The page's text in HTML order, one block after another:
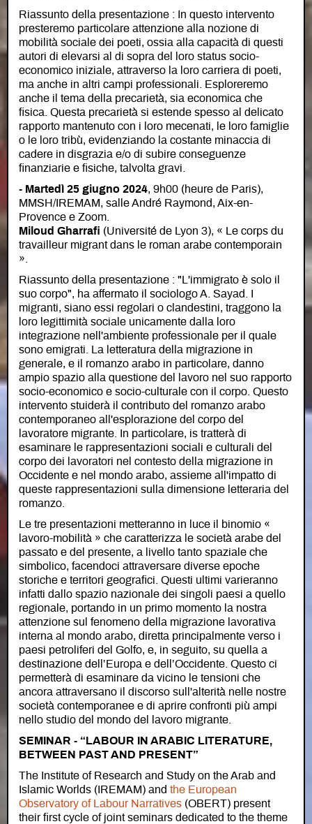
Riassunto della presentazione : In questo intervento
presteremo particolare attenzione alla nozione di
mobilità sociale dei poeti, ossia alla capacità di questi
autori di elevarsi al di sopra del loro status socio-
economico iniziale, attraverso la loro carriera di poeti,
ma anche in altri campi professionali. Esploreremo
anche il tema della precarietà, sia economica che
fisica. Questa precarietà si estende spesso al delicato
rapporto mantenuto con i loro mecenati, le loro famiglie
o le loro tribù, evidenziando la costante minaccia di
cadere in disgrazia e/o di subire conseguenze
finanziarie e fisiche, talvolta gravi.
- Martedì 25 giugno 2024, 9h00 (heure de Paris),
MMSH/IREMAM, salle André Raymond, Aix-en-
Provence e Zoom.
Miloud Gharrafi (Université de Lyon 3), « Le corps du
travailleur migrant dans le roman arabe contemporain
».
Riassunto della presentazione : "L'immigrato è solo il
suo corpo", ha affermato il sociologo A. Sayad. I
migranti, siano essi regolari o clandestini, traggono la
loro legittimità sociale unicamente dalla loro
integrazione nell'ambiente professionale per il quale
sono emigrati. La letteratura della migrazione in
generale, e il romanzo arabo in particolare, danno
ampio spazio alla questione del lavoro nel suo rapporto
socio-economico e socio-culturale con il corpo. Questo
intervento stuiderà il contributo del romanzo arabo
contemporaneo all'esplorazione del corpo del
lavoratore migrante. In particolare, is tratterà di
esaminare le rappresentazioni sociali e culturali del
corpo dei lavoratori nel contesto della migrazione in
Occidente e nel mondo arabo, assieme all'impatto di
queste rappresentazioni sulla dimensione letteraria del
romanzo.
Le tre presentazioni metteranno in luce il binomio «
lavoro-mobilità » che caratterizza le società arabe del
passato e del presente, a livello tanto spaziale che
simbolico, facendoci attraversare diverse epoche
storiche e territori geografici. Questi ultimi varieranno
infatti dallo spazio nazionale dei singoli paesi a quello
regionale, portando in un primo momento la nostra
attenzione sul fenomeno della migrazione lavorativa
interna al mondo arabo, diretta principalmente verso i
paesi petroliferi del Golfo, e, in seguito, su quella a
destinazione dell’Europa e dell’Occidente. Questo ci
permetterà di esaminare da vicino le tensioni che
ancora attraversano il discorso sull'alterità nelle nostre
società contemporanee e di aprire confronti più ampi
nello studio del mondo del lavoro migrante.
SEMINAR - “LABOUR IN ARABIC LITERATURE,
BETWEEN PAST AND PRESENT”
The Institute of Research and Study on the Arab and
Islamic Worlds (IREMAM) and the European
Observatory of Labour Narratives (OBERT) present
their first cycle of joint seminars dedicated to the theme